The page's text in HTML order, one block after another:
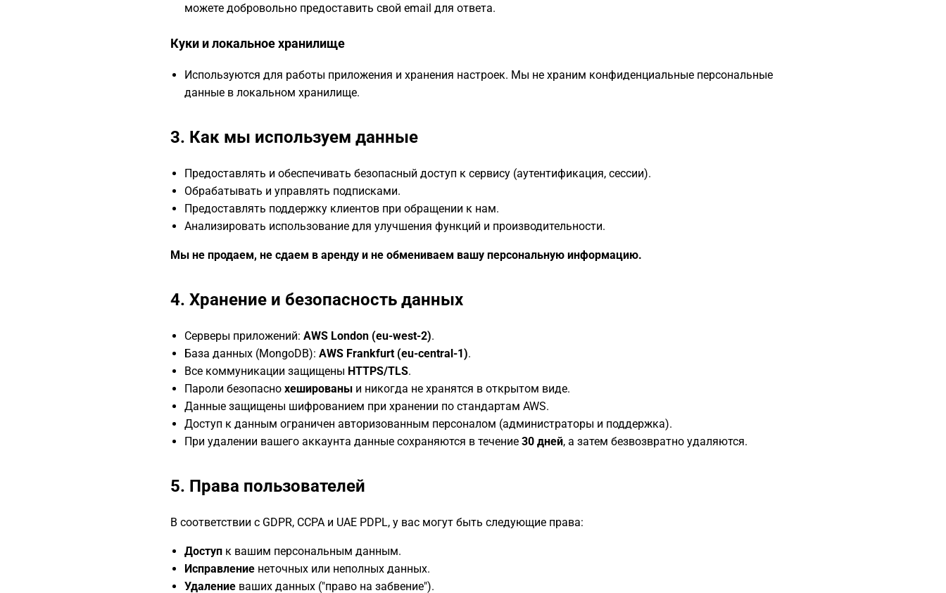
можете добровольно предоставить свой email для ответа.
Куки и локальное хранилище
Используются для работы приложения и хранения настроек. Мы не храним конфиденциальные персональные
данные в локальном хранилище.
3. Как мы используем данные
Предоставлять и обеспечивать безопасный доступ к сервису (аутентификация, сессии).
Обрабатывать и управлять подписками.
Предоставлять поддержку клиентов при обращении к нам.
Анализировать использование для улучшения функций и производительности.
Мы не продаем, не сдаем в аренду и не обмениваем вашу персональную информацию.
4. Хранение и безопасность данных
Серверы приложений: AWS London (eu-west-2).
База данных (MongoDB): AWS Frankfurt (eu-central-1).
Все коммуникации защищены HTTPS/TLS.
Пароли безопасно хешированы и никогда не хранятся в открытом виде.
Данные защищены шифрованием при хранении по стандартам AWS.
Доступ к данным ограничен авторизованным персоналом (администраторы и поддержка).
При удалении вашего аккаунта данные сохраняются в течение 30 дней, а затем безвозвратно удаляются.
5. Права пользователей
В соответствии с GDPR, CCPA и UAE PDPL, у вас могут быть следующие права:
Доступ к вашим персональным данным.
Исправление неточных или неполных данных.
Удаление ваших данных ("право на забвение").